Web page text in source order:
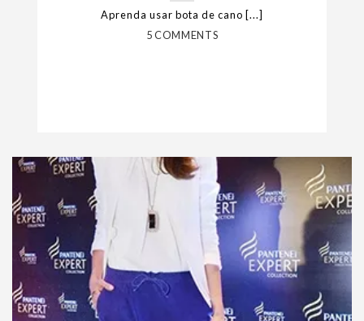
Aprenda usar bota de cano [...]
5 COMMENTS